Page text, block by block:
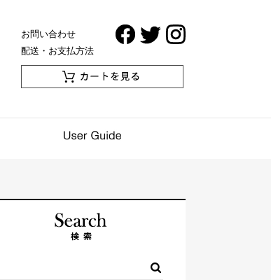
お問い合わせ
配送・お支払方法